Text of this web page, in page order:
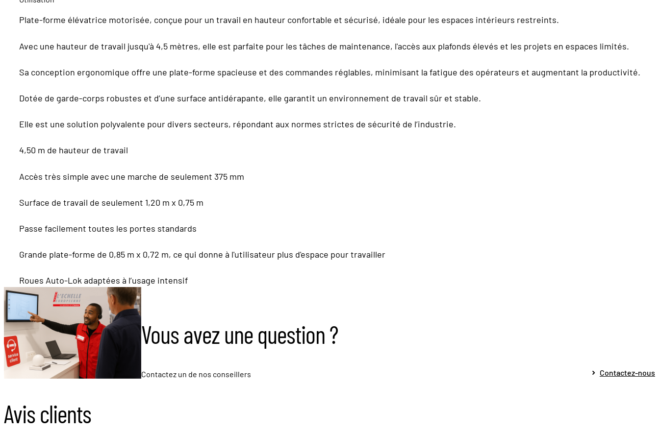
Plate-forme élévatrice motorisée, conçue pour un travail en hauteur confortable et sécurisé, idéale pour les espaces intérieurs restreints.
Avec une hauteur de travail jusqu'à 4,5 mètres, elle est parfaite pour les tâches de maintenance, l'accès aux plafonds élevés et les projets en espaces limités.
Sa conception ergonomique offre une plate-forme spacieuse et des commandes réglables, minimisant la fatigue des opérateurs et augmentant la productivité.
Dotée de garde-corps robustes et d’une surface antidérapante, elle garantit un environnement de travail sûr et stable.
Elle est une solution polyvalente pour divers secteurs, répondant aux normes strictes de sécurité de l’industrie.
4,50 m de hauteur de travail
Accès très simple avec une marche de seulement 375 mm
Surface de travail de seulement 1,20 m x 0,75 m
Passe facilement toutes les portes standards
Grande plate-forme de 0,85 m x 0,72 m, ce qui donne à l'utilisateur plus d'espace pour travailler
Roues Auto-Lok adaptées à l’usage intensif
Vous avez une question ?
Contactez un de nos conseillers Contactez-nous
Avis clients